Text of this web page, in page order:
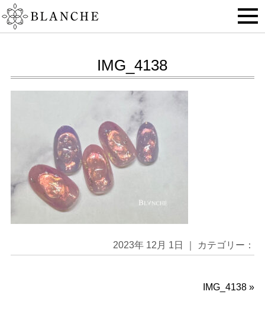
IMG_4138
2023年 12月 1日 ｜ カテゴリー：
IMG_4138 »